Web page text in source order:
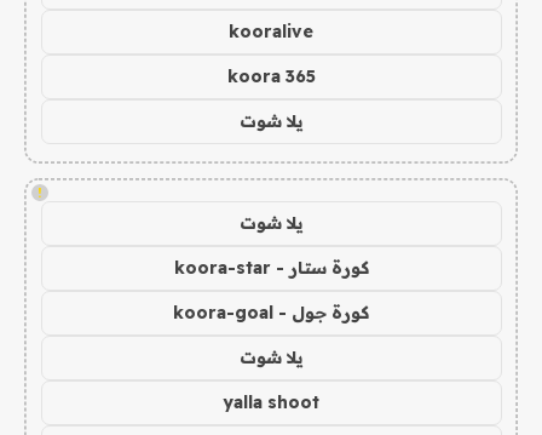
kooralive
koora 365
يلا شوت
!
يلا شوت
كورة ستار - koora-star
كورة جول - koora-goal
يلا شوت
yalla shoot